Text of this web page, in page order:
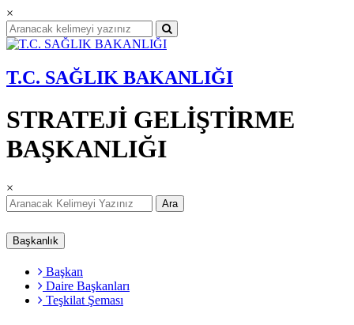
×
T.C. SAĞLIK BAKANLIĞI
STRATEJİ GELİŞTİRME
BAŞKANLIĞI
×
Ara
Başkanlık
Başkan
Daire Başkanları
Teşkilat Şeması